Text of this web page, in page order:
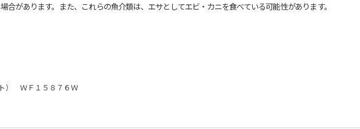
があります。また、これらの魚介類は、エサとしてエビ・カニを食べている可能性があります。
ト） ＷＦ１５８７６Ｗ